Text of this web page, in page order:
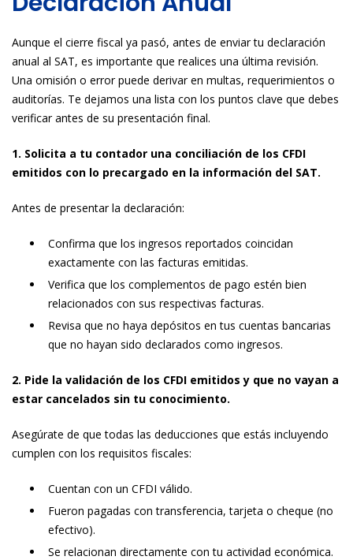
Aunque el cierre fiscal ya pasó, antes de enviar tu declaración
anual al SAT, es importante que realices una última revisión.
Una omisión o error puede derivar en multas, requerimientos o
auditorías. Te dejamos una lista con los puntos clave que debes
verificar antes de su presentación final.
1. Solicita a tu contador una conciliación de los CFDI
emitidos con lo precargado en la información del SAT.
Antes de presentar la declaración:
Confirma que los ingresos reportados coincidan
exactamente con las facturas emitidas.
Verifica que los complementos de pago estén bien
relacionados con sus respectivas facturas.
Revisa que no haya depósitos en tus cuentas bancarias
que no hayan sido declarados como ingresos.
2. Pide la validación de los CFDI emitidos y que no vayan a
estar cancelados sin tu conocimiento.
Asegúrate de que todas las deducciones que estás incluyendo
cumplen con los requisitos fiscales:
Cuentan con un CFDI válido.
Fueron pagadas con transferencia, tarjeta o cheque (no
efectivo).
Se relacionan directamente con tu actividad económica.